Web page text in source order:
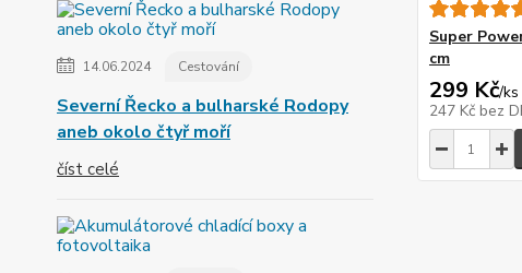
14.06.2024 Cestování
Severní Řecko a bulharské Rodopy
aneb okolo čtyř moří
číst celé
Super
cm
299 Kč/ks
247 Kč bez